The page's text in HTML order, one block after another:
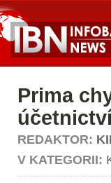
Prima
REDAKTOR:
V KATEGORII: